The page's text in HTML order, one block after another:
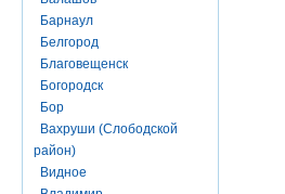
Барнаул
Белгород
Благовещенск
Богородск
Бор
Вахруши (Слободской
район)
Видное